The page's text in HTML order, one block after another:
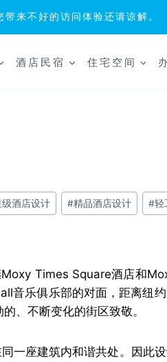
来不好的访问体验还请谅解。
酒店民宿 住宅空间
级酒店设计 #精品酒店设计 #轻
Moxy Times Square酒店和
音乐俱乐部的对面，距离纽
、不断变化的街区致敬。
一座建筑内和谐共处。因此